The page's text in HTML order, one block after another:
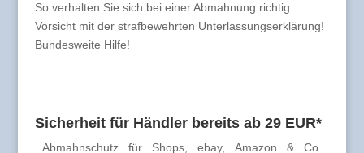
So verhalten Sie sich bei einer Abmahnung richtig.
Vorsicht mit der strafbewehrten Unterlassungserklärung!
Bundesweite Hilfe!
Sicherheit für Händler bereits ab 29 EUR*
Abmahnschutz für Shops, ebay, Amazon & Co.